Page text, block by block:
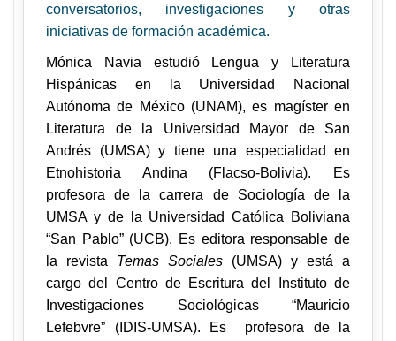
conversatorios, investigaciones y otras
iniciativas de formación académica.
Mónica Navia estudió Lengua y Literatura
Hispánicas en la Universidad Nacional
Autónoma de México (UNAM), es magíster en
Literatura de la Universidad Mayor de San
Andrés (UMSA) y tiene una especialidad en
Etnohistoria Andina (Flacso-Bolivia). Es
profesora de la carrera de Sociología de la
UMSA y de la Universidad Católica Boliviana
“San Pablo” (UCB). Es editora responsable de
la revista Temas Sociales (UMSA) y está a
cargo del Centro de Escritura del Instituto de
Investigaciones Sociológicas “Mauricio
Lefebvre” (IDIS-UMSA). Es profesora de la